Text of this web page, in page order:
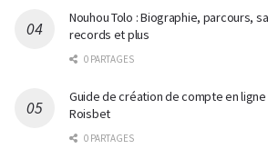
Nouhou Tolo : Biographie, parcours,
records et plus
0 PARTAGES
Guide de création de compte en
Roisbet
0 PARTAGES